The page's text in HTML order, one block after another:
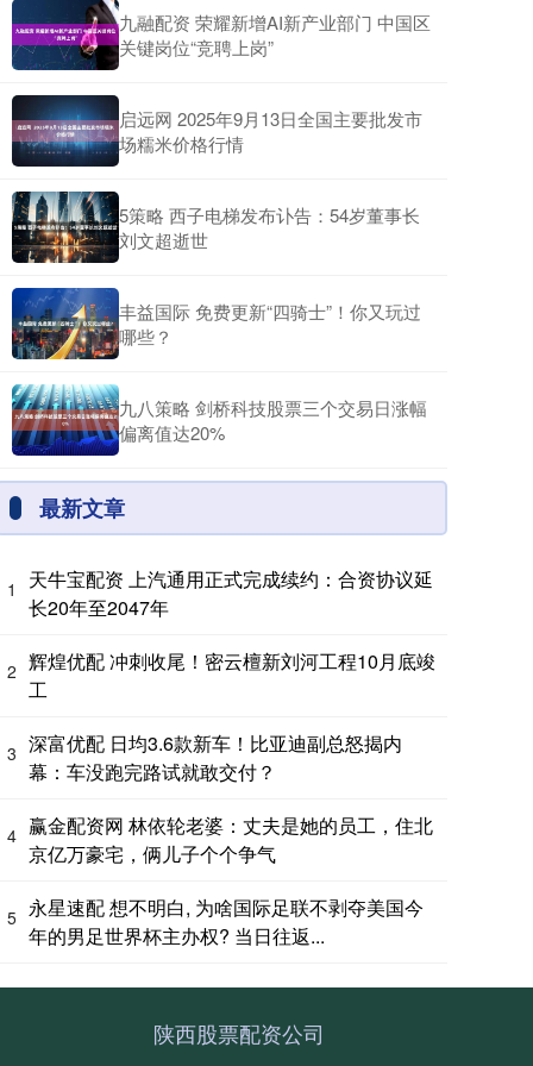
九融配资 荣耀新增AI新产业部门 中国区
关键岗位“竞聘上岗”
启远网 2025年9月13日全国主要批发市
场糯米价格行情
5策略 西子电梯发布讣告：54岁董事长
刘文超逝世
丰益国际 免费更新“四骑士”！你又玩过
哪些？
九八策略 剑桥科技股票三个交易日涨幅
偏离值达20%
最新文章
1
天牛宝配资 上汽通用正式完成续约：合资协议延
长20年至2047年
2 辉煌优配 冲刺收尾！密云檀新刘河工程10月底竣
工
3 深富优配 日均3.6款新车！比亚迪副总怒揭内
幕：车没跑完路试就敢交付？
4 赢金配资网 林依轮老婆：丈夫是她的员工，住北
京亿万豪宅，俩儿子个个争气
5 永星速配 想不明白, 为啥国际足联不剥夺美国今
年的男足世界杯主办权? 当日往返...
陕西股票配资公司